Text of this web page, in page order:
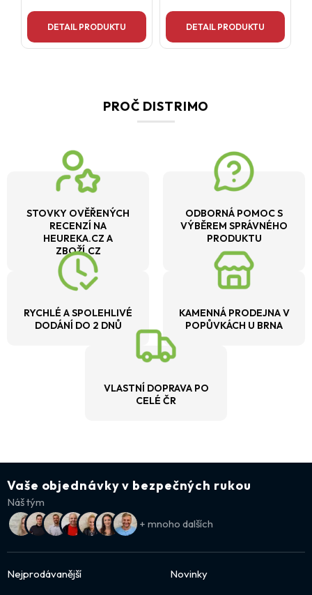
DETAIL PRODUKTU DETAIL PRODUKTU
PROČ DISTRIMO
STOVKY OVĚŘENÝCH
RECENZÍ NA
HEUREKA.CZ A
ZBOŽÍ.CZ
ODBORNÁ POMOC S
VÝBĚREM SPRÁVNÉHO
PRODUKTU
RYCHLÉ A SPOLEHLIVÉ
DODÁNÍ DO 2 DNŮ
KAMENNÁ PRODEJNA V
POPŮVKÁCH U BRNA
VLASTNÍ DOPRAVA PO
CELÉ ČR
Vaše objednávky v bezpečných rukou
Náš tým
+ mnoho dalších
Nejprodávanější Novinky